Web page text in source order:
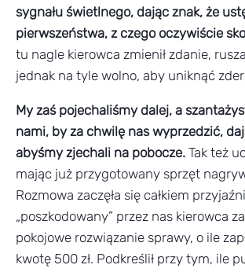
sygnału świetlnego, dając znak, że
pierwszeństwa, z czego oczywiście
tu nagle kierowca zmienił zdanie,
jednak na tyle wolno, aby uniknąć
My zaś pojechaliśmy dalej, a
nami, by za chwilę nas wyprzedzić,
abyśmy zjechali na pobocze. Tak też
mając już przygotowany sprzęt
Rozmowa zaczęła się całkiem
„poszkodowany” przez nas kierowca
pokojowe rozwiązanie sprawy, o ile
kwotę 500 zł. Podkreślił przy tym, ile